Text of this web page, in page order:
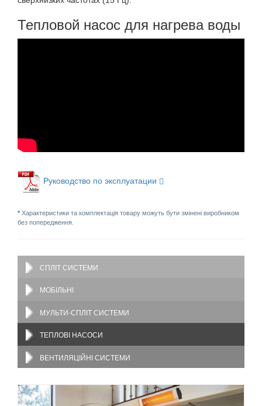
Тепловой насос для нагрева воды
Руководство по эксплуатации
* Характеристики та комплектація товару можуть бути змінені виробником
без попередження.
СПЛІТ СИСТЕМИ
МОБІЛЬНІ
МУЛЬТИ-СПЛІТ СИСТЕМИ
ТЕПЛОВІ НАСОСИ
ВЕНТИЛЯЦІЙНІ СИСТЕМИ